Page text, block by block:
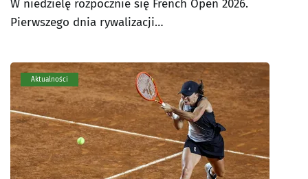
W niedzielę rozpocznie się French Open 2026.
Pierwszego dnia rywalizacji…
Aktualności